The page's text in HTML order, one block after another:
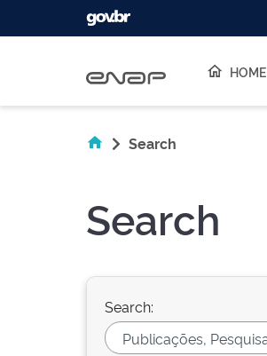
HOME
Search
Search
Search: